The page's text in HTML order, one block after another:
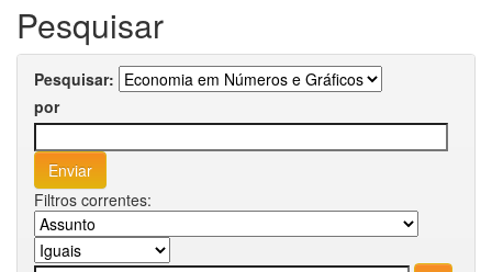
Pesquisar
Pesquisar:
por
Filtros correntes: